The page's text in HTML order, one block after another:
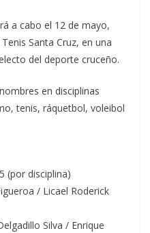
a cabo el 12 de mayo,
Santa Cruz, en una
del deporte cruceño.
en disciplinas
tenis, ráquetbol, voleibol
(por disciplina)
/ Licael Roderick
Silva / Enrique